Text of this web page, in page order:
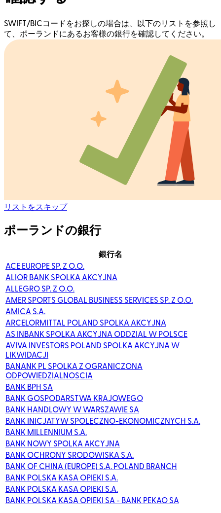
SWIFT/BICコードをお探しの場合は、以下のリストを参照し
て、ポーランドにあるお客様の銀行を確認してください。
リストをスキップ
ポーランドの銀行
銀行名
ACE EUROPE SP. Z O.O.
ALIOR BANK SPOLKA AKCYJNA
ALLEGRO SP. Z O.O.
AMER SPORTS GLOBAL BUSINESS SERVICES SP. Z O.O.
AMICA S.A.
ARCELORMITTAL POLAND SPOLKA AKCYJNA
AS INBANK SPOLKA AKCYJNA ODDZIAL W POLSCE
AVIVA INVESTORS POLAND SPOLKA AKCYJNA W
LIKWIDACJI
BANANK PL SPOLKA Z OGRANICZONA
ODPOWIEDZIALNOSCIA
BANK BPH SA
BANK GOSPODARSTWA KRAJOWEGO
BANK HANDLOWY W WARSZAWIE SA
BANK INICJATYW SPOLECZNO-EKONOMICZNYCH S.A.
BANK MILLENNIUM S.A.
BANK NOWY SPOLKA AKCYJNA
BANK OCHRONY SRODOWISKA S.A.
BANK OF CHINA (EUROPE) S.A. POLAND BRANCH
BANK POLSKA KASA OPIEKI S.A.
BANK POLSKA KASA OPIEKI S.A.
BANK POLSKA KASA OPIEKI SA - BANK PEKAO SA